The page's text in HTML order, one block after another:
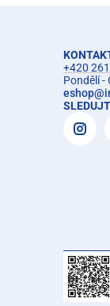
+420
Pondělí -
eshop@